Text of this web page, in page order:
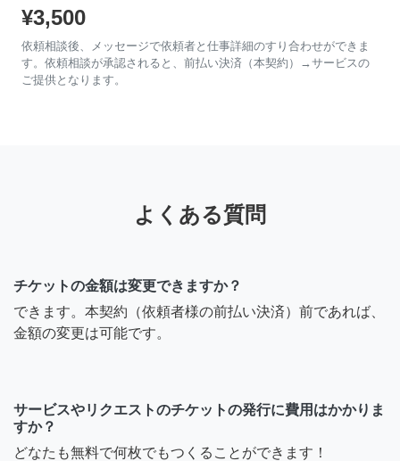
¥3,500
依頼相談後、メッセージで依頼者と仕事詳細のすり合わせができま
す。依頼相談が承認されると、前払い決済（本契約）→サービスの
ご提供となります。
よくある質問
チケットの金額は変更できますか？
できます。本契約（依頼者様の前払い決済）前であれば、
金額の変更は可能です。
サービスやリクエストのチケットの発行に費用はかかりま
すか？
どなたも無料で何枚でもつくることができます！